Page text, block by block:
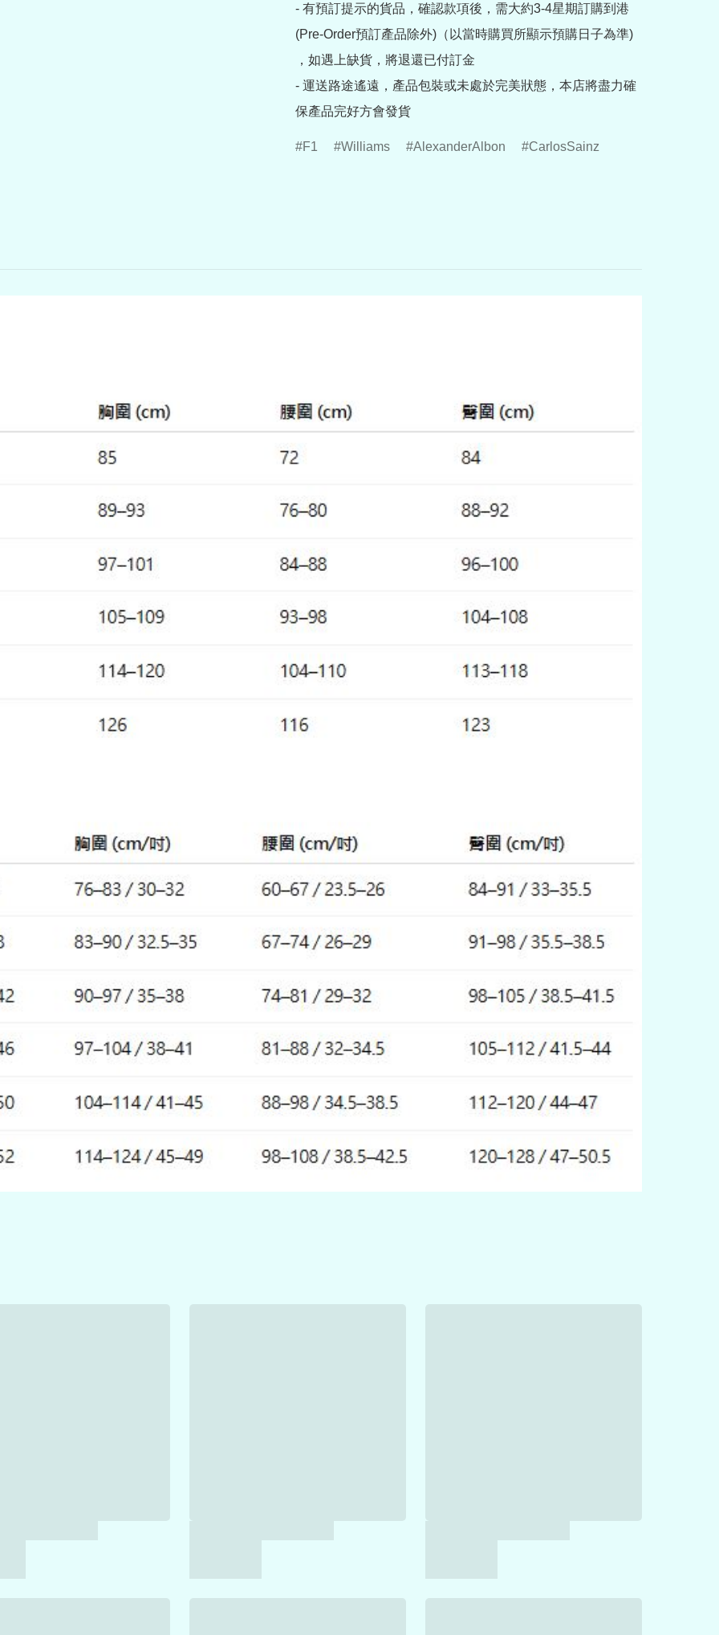
- 有預訂提示的貨品，確認款項後，需大約3-4星期訂購到港
(Pre-Order預訂產品除外)（以當時購買所顯示預購日子為準)
，如遇上缺貨，將退還已付訂金
- 運送路途遙遠，產品包裝或未處於完美狀態，本店將盡力確
保產品完好方會發貨
F1 Williams AlexanderAlbon CarlosSainz